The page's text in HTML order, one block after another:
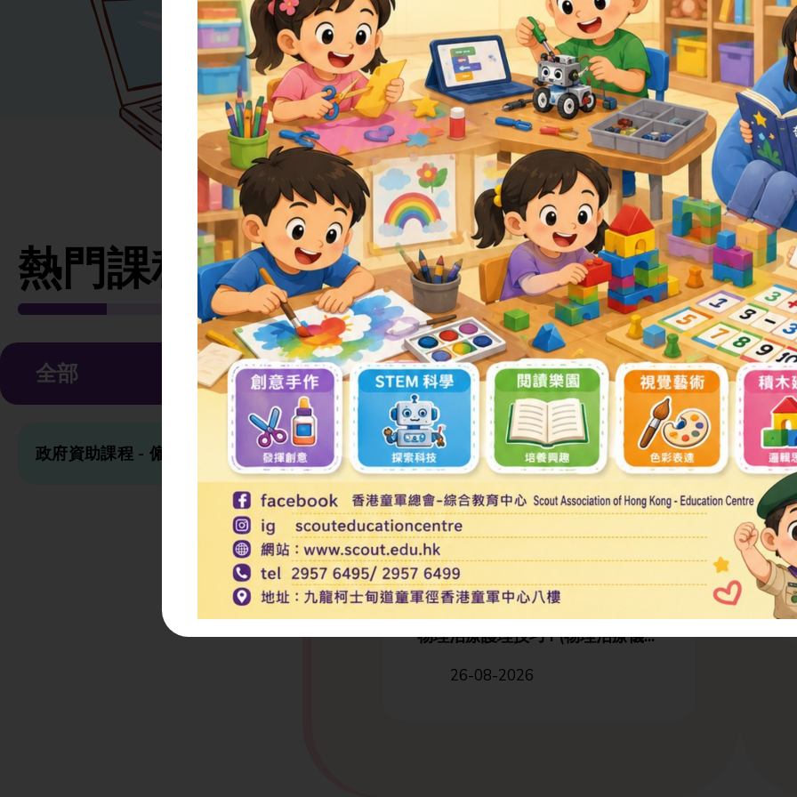
熱門課程
全部
政府資助課程 - 僱員再培訓
物理治療助理基礎證書
22-09-2026
物理治療護理技巧 I (物理治療儀...
26-08-2026